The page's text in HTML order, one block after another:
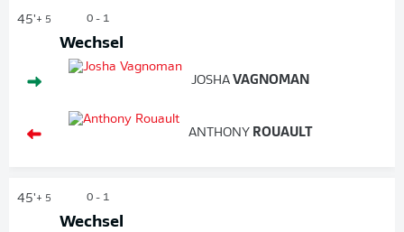
45'+ 5 0 - 1
Wechsel
JOSHA VAGNOMAN
ANTHONY ROUAULT
45'+ 5 0 - 1
Wechsel